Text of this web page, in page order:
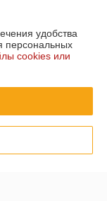
удобства
персональных
cookies или